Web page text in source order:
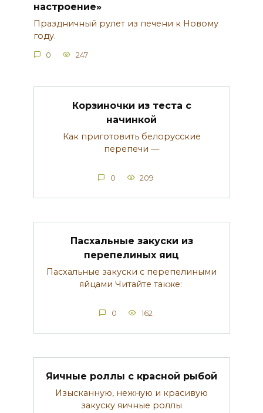
настроение»
Праздничный рулет из печени к Новому
году.
0 247
Корзиночки из теста с
начинкой
Как приготовить белорусские
перепечи —
0 209
Пасхальные закуски из
перепелиных яиц
Пасхальные закуски с перепелиными
яйцами Читайте также:
0 162
Яичные роллы с красной рыбой
Изысканную, нежную и красивую
закуску яичные роллы